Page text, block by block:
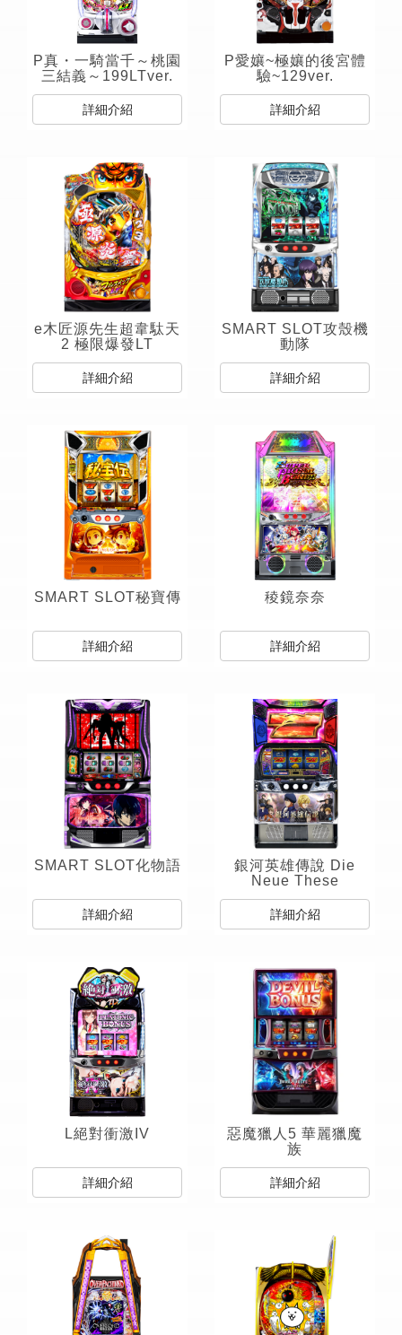
P真・一騎當千～桃園
三結義～199LTver.
詳細介紹
P愛孃~極孃的後宮體
驗~129ver.
詳細介紹
e木匠源先生超韋駄天
2 極限爆發LT
詳細介紹
SMART SLOT攻殼機
動隊
詳細介紹
SMART SLOT秘寶傳
詳細介紹
稜鏡奈奈
詳細介紹
SMART SLOT化物語
詳細介紹
銀河英雄傳說 Die
Neue These
詳細介紹
L絕對衝激IV
詳細介紹
惡魔獵人5 華麗獵魔
族
詳細介紹